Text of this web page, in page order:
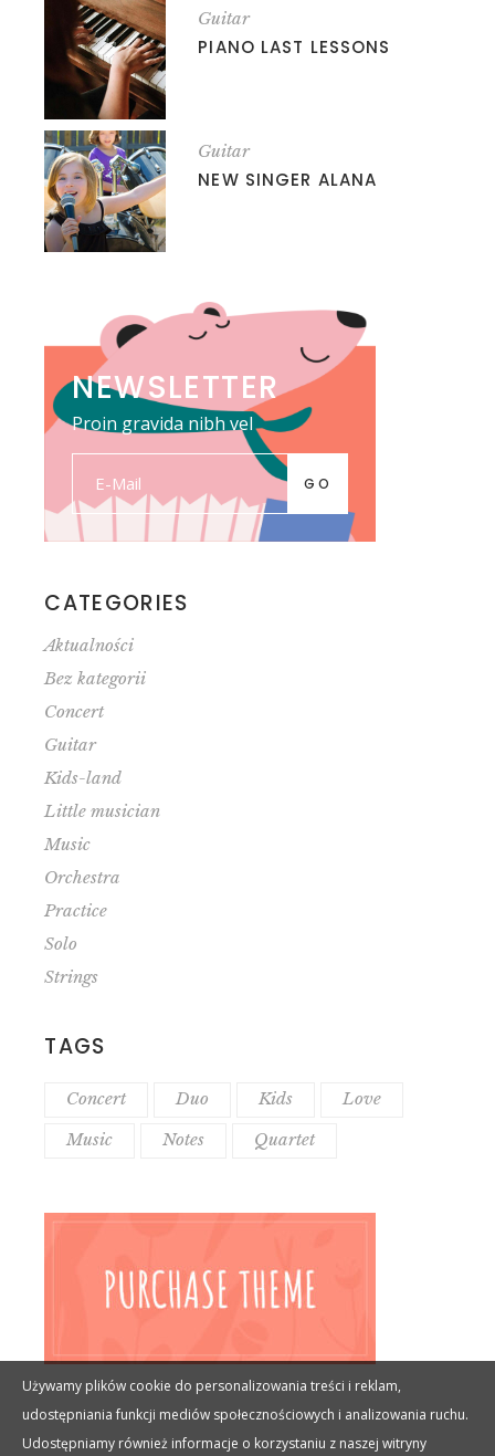
Guitar
PIANO LAST LESSONS
Guitar
NEW SINGER ALANA
NEWSLETTER
Proin gravida nibh vel
GO
CATEGORIES
Aktualności
Bez kategorii
Concert
Guitar
Kids-land
Little musician
Music
Orchestra
Practice
Solo
Strings
TAGS
Concert Duo Kids
Love
Music
Notes Quartet
Używamy plików cookie do personalizowania treści i reklam,
udostępniania funkcji mediów społecznościowych i analizowania ruchu.
Udostępniamy również informacje o korzystaniu z naszej witryny